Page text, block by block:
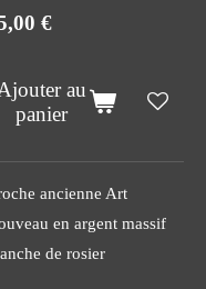
€
au
panier
ancienne Art
en argent massif
de rosier